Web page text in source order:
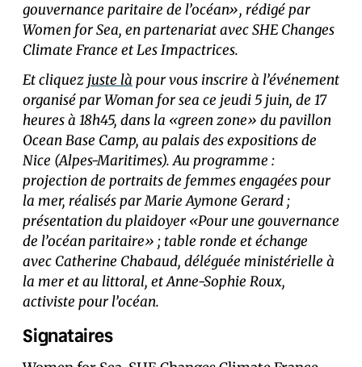
gouvernance paritaire de l’océan», rédigé par
Women for Sea, en partenariat avec SHE Changes
Climate France et Les Impactrices.
Et cliquez juste là pour vous inscrire à l’événement
organisé par Woman for sea ce jeudi 5 juin, de 17
heures à 18h45, dans la «green zone» du pavillon
Ocean Base Camp, au palais des expositions de
Nice (Alpes-Maritimes). Au programme :
projection de portraits de femmes engagées pour
la mer, réalisés par Marie Aymone Gerard ;
présentation du plaidoyer «Pour une gouvernance
de l’océan paritaire» ; table ronde et échange
avec Catherine Chabaud, déléguée ministérielle à
la mer et au littoral, et Anne-Sophie Roux,
activiste pour l’océan.
Signataires